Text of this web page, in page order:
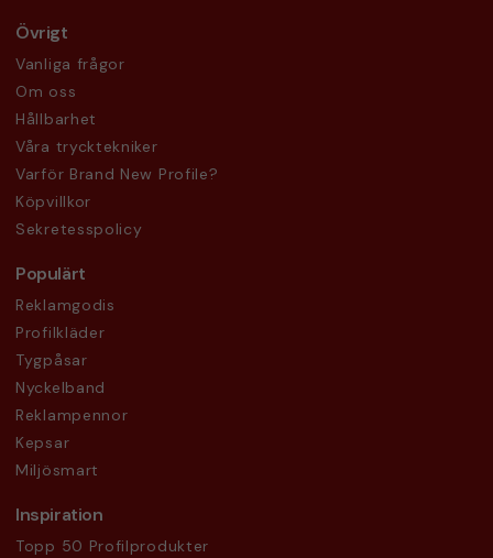
Övrigt
Vanliga frågor
Om oss
Hållbarhet
Våra trycktekniker
Varför Brand New Profile?
Köpvillkor
Sekretesspolicy
Populärt
Reklamgodis
Profilkläder
Tygpåsar
Nyckelband
Reklampennor
Kepsar
Miljösmart
Inspiration
Topp 50 Profilprodukter